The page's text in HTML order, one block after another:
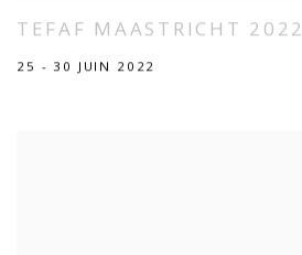
TEFAF MAASTRICHT 2022
25 - 30 JUIN 2022